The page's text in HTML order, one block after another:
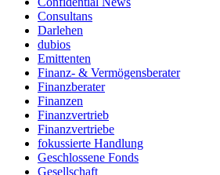
Consultans
Darlehen
dubios
Emittenten
Finanz- & Vermögensberater
Finanzberater
Finanzen
Finanzvertrieb
Finanzvertriebe
fokussierte Handlung
Geschlossene Fonds
Gesellschaft